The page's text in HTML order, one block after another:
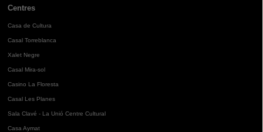
Centres
Casa de Cultura
Casal Torreblanca
Xalet Negre
Casal Mira-sol
Casino La Floresta
Casal Les Planes
Sala Clavé - La Unió Centre Cultural
Casa Aymat